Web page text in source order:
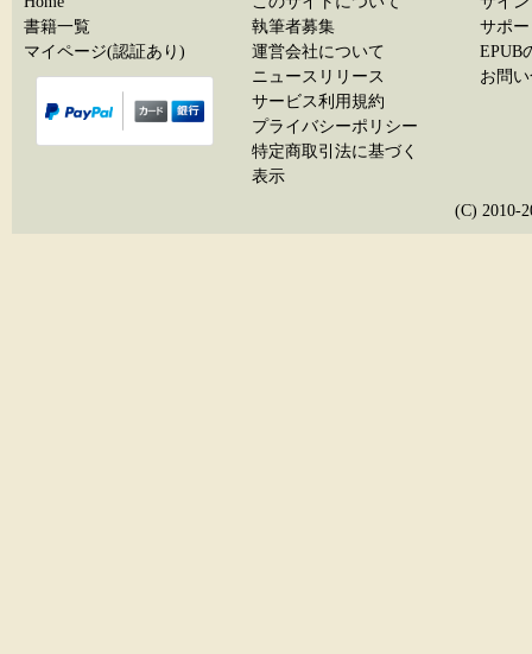
書籍一覧
マイページ(認証あり)
執筆者募集
運営会社について
ニュースリリース
サービス利用規約
プライバシーポリシー
特定商取引法に基づく
表示
サポ
EPUB
お問
(C) 2010-